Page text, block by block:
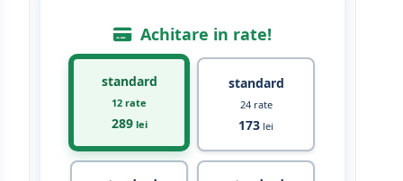
Achitare in rate!
standard
12 rate
289lei
standard
24 rate
173 lei